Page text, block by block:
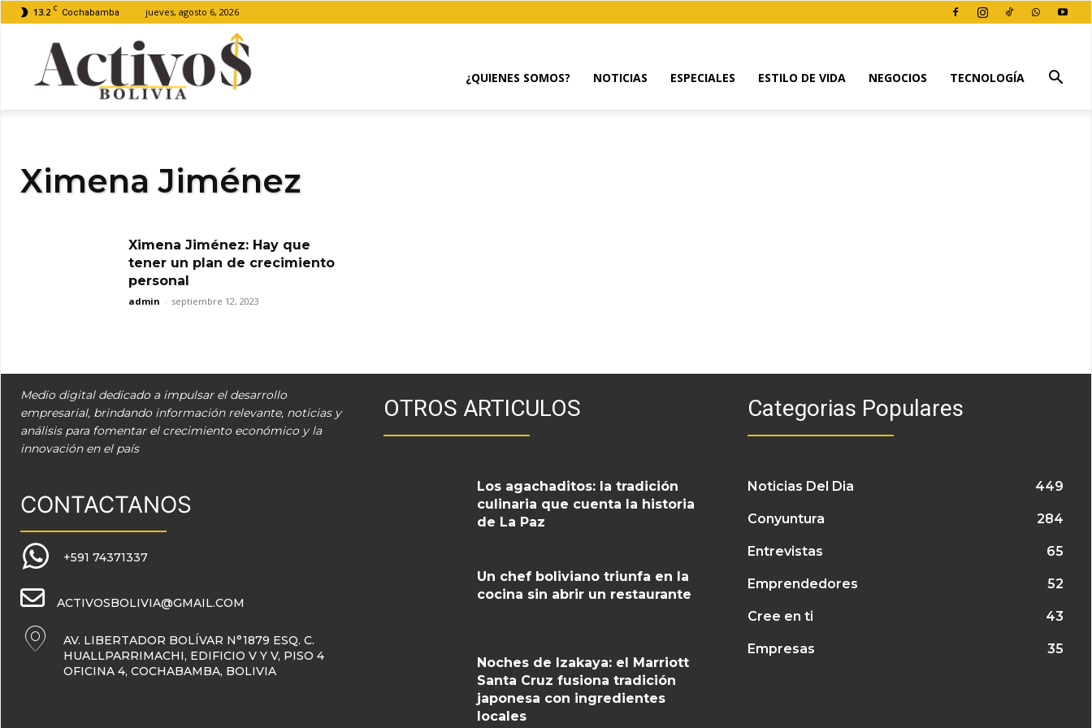
13.2 C Cochabamba jueves, agosto 6, 2026
¿QUIENES SOMOS? NOTICIAS ESPECIALES ESTILO DE VIDA NEGOCIOS TECNOLOGÍA
Ximena Jiménez
Ximena Jiménez: Hay que
tener un plan de crecimiento
personal
admin - septiembre 12, 2023
Medio digital dedicado a impulsar el desarrollo
empresarial, brindando información relevante, noticias y
análisis para fomentar el crecimiento económico y la
innovación en el país
CONTACTANOS
+591 74371337
ACTIVOSBOLIVIA@GMAIL.COM
AV. LIBERTADOR BOLÍVAR N°1879 ESQ. C.
HUALLPARRIMACHI, EDIFICIO V Y V, PISO 4
OFICINA 4, COCHABAMBA, BOLIVIA
OTROS ARTICULOS
Los agachaditos: la tradición
culinaria que cuenta la historia
de La Paz
Un chef boliviano triunfa en la
cocina sin abrir un restaurante
Noches de Izakaya: el Marriott
Santa Cruz fusiona tradición
japonesa con ingredientes
locales
Categorias Populares
Noticias Del Dia 449
Conyuntura 284
Entrevistas 65
Emprendedores 52
Cree en ti 43
Empresas 35